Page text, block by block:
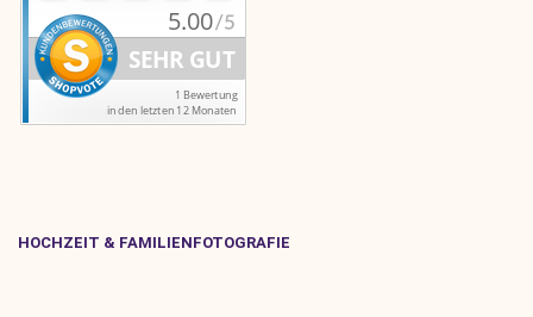
HOCHZEIT & FAMILIENFOTOGRAFIE